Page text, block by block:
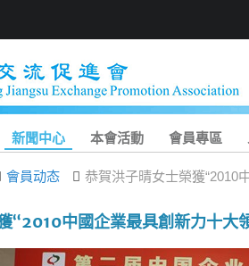
新聞中心 本會活動 會員專區
會員动态 恭賀洪子晴女士榮獲“2010
“2010中國企業最具創新力十大